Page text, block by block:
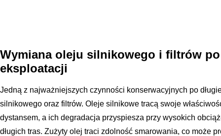
Wymiana oleju silnikowego i filtrów
eksploatacji
Jedną z najważniejszych czynności konserwacyjnych po
silnikowego oraz filtrów. Oleje silnikowe tracą swoje
dystansem, a ich degradacja przyspiesza przy wysokich
długich tras. Zużyty olej traci zdolność smarowania, co może